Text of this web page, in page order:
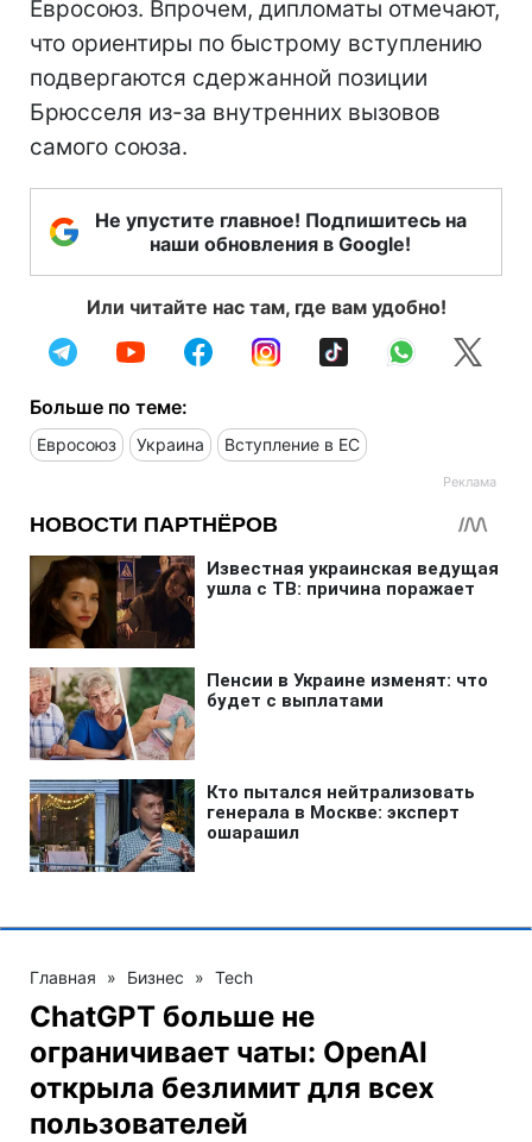
Евросоюз. Впрочем, дипломаты отмечают,
что ориентиры по быстрому вступлению
подвергаются сдержанной позиции
Брюсселя из-за внутренних вызовов
самого союза.
Не упустите главное! Подпишитесь на
наши обновления в Google!
Или читайте нас там, где вам удобно!
Больше по теме:
Евросоюз Украина Вступление в ЕС
Главная » Бизнес » Tech
ChatGPT больше не
ограничивает чаты: OpenAI
открыла безлимит для всех
пользователей